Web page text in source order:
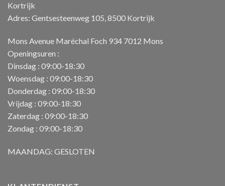
Kortrijk
Adres: Gentsesteenweg 105, 8500 Kortrijk
Mons Avenue Maréchal Foch 934 7012 Mons
Openingsuren :
Dinsdag : 09:00-18:30
Woensdag : 09:00-18:30
Donderdag : 09:00-18:30
Vrijdag : 09:00-18:30
Zaterdag : 09:00-18:30
Zondag : 09:00-18:30
MAANDAG: GESLOTEN